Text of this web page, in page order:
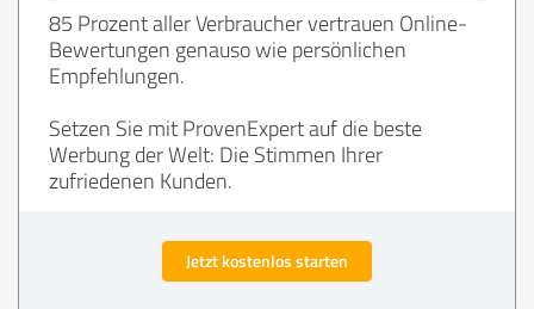
85 Prozent aller Verbraucher vertrauen Online-
Bewertungen genauso wie persönlichen
Empfehlungen.
Setzen Sie mit ProvenExpert auf die beste
Werbung der Welt: Die Stimmen Ihrer
zufriedenen Kunden.
Jetzt kostenlos starten